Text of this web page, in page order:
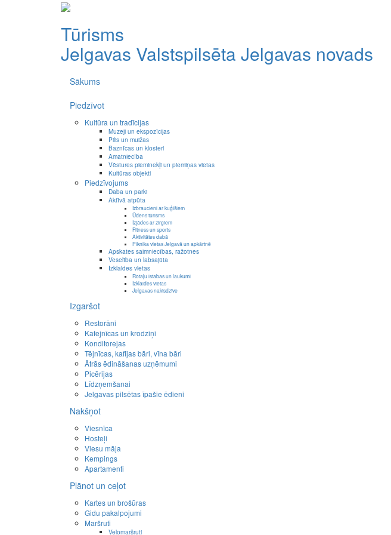
Tūrisms
Jelgavas Valstspilsēta Jelgavas novads
Sākums
Piedzīvot
Kultūra un tradīcijas
Muzeji un ekspozīcijas
Pilis un muižas
Baznīcas un klosteri
Amatniecība
Vēstures pieminekļi un piemiņas vietas
Kultūras objekti
Piedzīvojums
Daba un parki
Aktīvā atpūta
Izbraucieni ar kuģīšiem
Ūdens tūrisms
Izjādes ar zirgiem
Fitness un sports
Aktivitātes dabā
Piknika vietas Jelgavā un apkārtnē
Apskates saimniecības, ražotnes
Veselība un labsajūta
Izklaides vietas
Rotaļu istabas un laukumi
Izklaides vietas
Jelgavas naktsdzīve
Izgaršot
Restorāni
Kafejnīcas un krodziņi
Konditorejas
Tējnīcas, kafijas bāri, vīna bāri
Ātrās ēdināšanas uzņēmumi
Picērijas
Līdzņemšanai
Jelgavas pilsētas īpašie ēdieni
Nakšņot
Viesnīca
Hosteļi
Viesu māja
Kempings
Apartamenti
Plānot un ceļot
Kartes un brošūras
Gidu pakalpojumi
Maršruti
Velomaršruti